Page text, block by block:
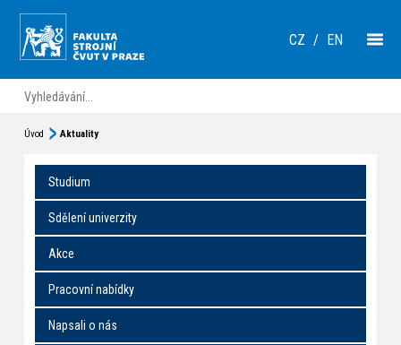
CZ / EN
Úvod Aktuality
Studium
Sdělení univerzity
Akce
Pracovní nabídky
Napsali o nás